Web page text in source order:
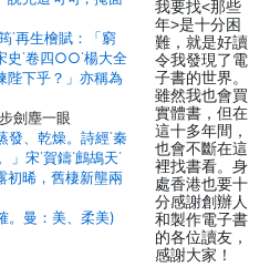
˙再生檜賦：「窮
史˙卷四○○˙楊大全
陛下乎？」亦稱為
劍塵一眼
發、乾燥。詩經˙秦
宋˙賀鑄˙鷓鴣天˙
初晞，舊棲新壟兩
。曼：美、柔美)
我要找<那些
年>是十分困
難，就是好讀
令我發現了電
子書的世界。
雖然我也會買
實體書，但在
這十多年間，
也會不斷在這
裡找書看。身
處香港也要十
分感謝創辦人
和製作電子書
的各位讀友，
感謝大家！